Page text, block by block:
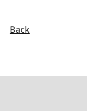
Back